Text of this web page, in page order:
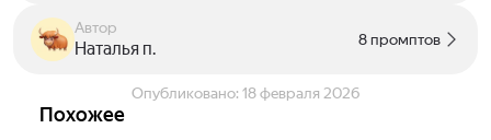
Автор
Наталья п. 8 промптов
Опубликовано: 18 февраля 2026
Похожее